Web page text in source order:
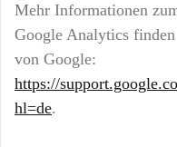
Mehr Informationen
Google Analytics
von Google:
https://
hl=de.